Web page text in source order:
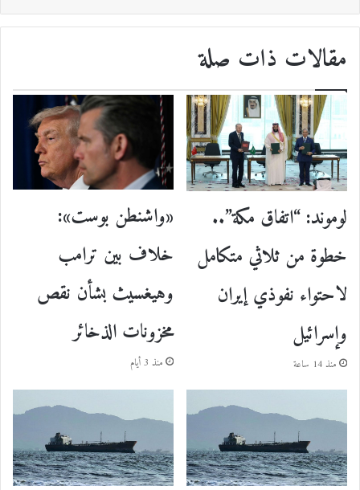
مقالات ذات صلة
لوموند: “اتفاق مكة”..
خطوة من ثلاثي متكامل
لاحتواء نفوذي إيران
وإسرائيل
منذ 14 ساعة
«واشنطن بوست»:
خلاف بين ترامب
وهيغسيث بشأن نقص
مخزونات الذخائر
منذ 3 أيام